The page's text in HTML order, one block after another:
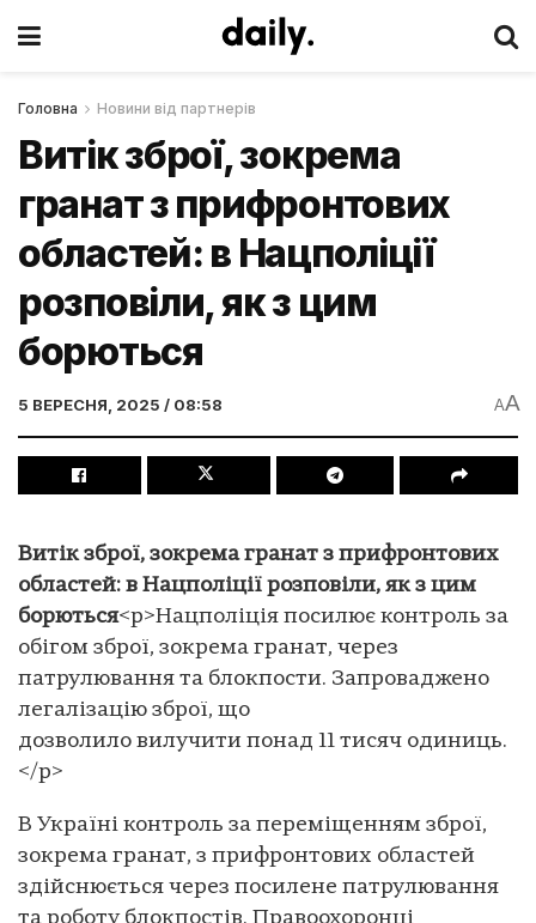
Головна Новини від партнерів
Витік зброї, зокрема
гранат з прифронтових
областей: в Нацполіції
розповіли, як з цим
борються
5 ВЕРЕСНЯ, 2025 / 08:58 AA
Витік зброї, зокрема гранат з прифронтових
областей: в Нацполіції розповіли, як з цим
борються<p>Нацполіція посилює контроль за
обігом зброї, зокрема гранат, через
патрулювання та блокпости. Запроваджено
легалізацію зброї, що
дозволило вилучити понад 11 тисяч одиниць.
</p>
В Україні контроль за переміщенням зброї,
зокрема гранат, з прифронтових областей
здійснюється через посилене патрулювання